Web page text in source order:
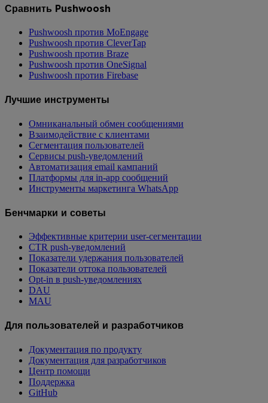
Сравнить Pushwoosh
Pushwoosh против MoEngage
Pushwoosh против CleverTap
Pushwoosh против Braze
Pushwoosh против OneSignal
Pushwoosh против Firebase
Лучшие инструменты
Омниканальный обмен сообщениями
Взаимодействие с клиентами
Сегментация пользователей
Сервисы push-уведомлений
Автоматизация email кампаний
Платформы для in-app сообщений
Инструменты маркетинга WhatsApp
Бенчмарки и советы
Эффективные критерии user-сегментации
CTR push-уведомлений
Показатели удержания пользователей
Показатели оттока пользователей
Opt-in в push-уведомлениях
DAU
MAU
Для пользователей и разработчиков
Документация по продукту
Документация для разработчиков
Центр помощи
Поддержка
GitHub